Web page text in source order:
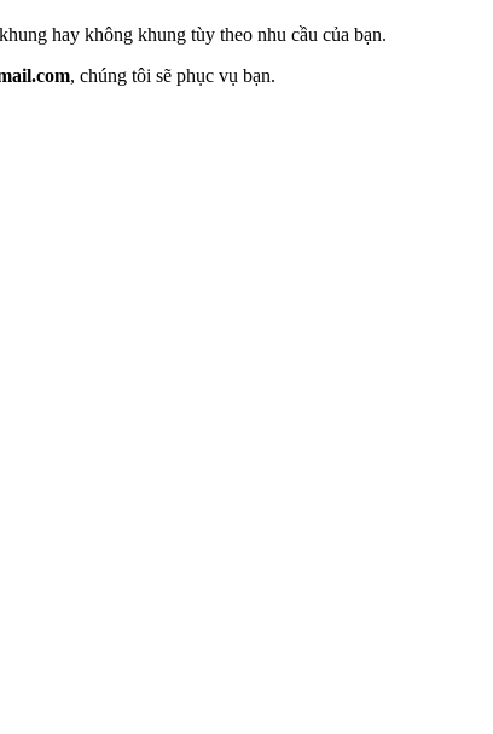
hay không khung tùy theo nhu cầu của bạn.
, chúng tôi sẽ phục vụ bạn.